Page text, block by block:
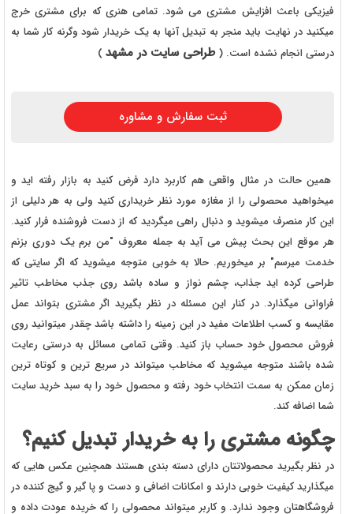
فیزیکی باعث افزایش مشتری می شود. تمامی هنری که برای مشتری خرج
میکنید در نهایت باید منجر به تبدیل آنها به یک خریدار شود وگرنه کار شما به
درستی انجام نشده است. (طراحی سایت در مشهد )
ثبت سفارش و مشاوره
همین حالت در مثال واقعی هم کاربرد دارد فرض کنید به بازار رفته اید و
میخواهید محصولی را از مغازه مورد نظر خریداری کنید ولی به هر دلیلی از
این کار منصرف میشوید و دنبال راهی میگردید که از دست فروشنده فرار کنید.
هر موقع این بحث پیش می آید به جمله معروف "من برم یک دوری بزنم
خدمت میرسم" بر میخوریم. حالا به خوبی متوجه میشوید که اگر سایتی که
طراحی کرده اید جذاب، چشم نواز و ساده باشد روی جذب مخاطب تاثیر
فراوانی میگذارد. در کنار این مسئله در نظر بگیرید اگر مشتری بتواند عمل
مقایسه و کسب اطلاعات مفید در این زمینه را داشته باشد چقدر میتوانید روی
فروش محصول خود حساب باز کنید. وقتی تمامی مسائل به درستی رعایت
شده باشند متوجه میشوید که مخاطب میتواند در سریع ترین و کوتاه ترین
زمان ممکن به سمت انتخاب خود رفته و محصول خود را به سبد خرید سایت
شما اضافه کند.
چگونه مشتری را به خریدار تبدیل کنیم؟
در نظر بگیرید محصولاتتان دارای دسته بندی هستند همچنین عکس هایی که
میگذارید کیفیت خوبی دارند و امکانات اضافی و دست و پا گیر و گیج کننده در
فروشگاهتان وجود ندارد. و کاربر میتواند محصولی را که خریده عودت داده و